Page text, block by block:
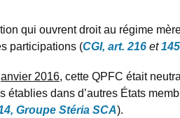
qui ouvrent droit au régime
participations (CGI, art. 216et145
2016, cette QPFC était
dans d’autres États
Groupe Stéria SCA).